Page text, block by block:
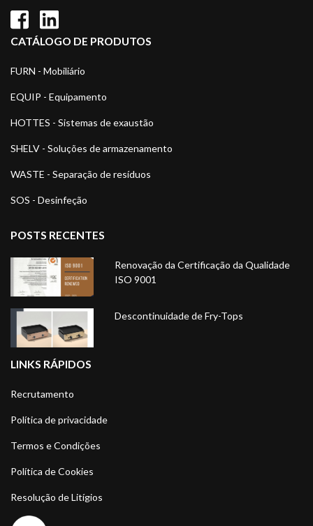
CATÁLOGO DE PRODUTOS
FURN - Mobiliário
EQUIP - Equipamento
HOTTES - Sistemas de exaustão
SHELV - Soluções de armazenamento
WASTE - Separação de resíduos
SOS - Desinfeção
POSTS RECENTES
Renovação da Certificação da Qualidade
ISO 9001
Descontinuidade de Fry-Tops
LINKS RÁPIDOS
Recrutamento
Política de privacidade
Termos e Condições
Política de Cookies
Resolução de Litígios